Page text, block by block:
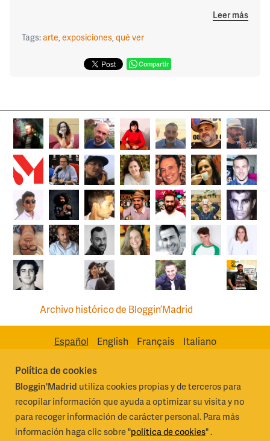
Leer más
Tags:arte,exposiciones,qué ver
Compartir
Archivo histórico de Bloggin’Madrid
Español English Français Italiano
Madrid Destino Cultura Turismo y Negocio, S.A.
Algunos derechos
reservados 2026
Condiciones generales de uso
Política de cookies
Bloggin'Madrid utiliza cookies propias y de terceros para
recopilar información que ayuda a optimizar su visita y no
para recoger información de carácter personal. Para más
información haga clic sobre "política de cookies" .